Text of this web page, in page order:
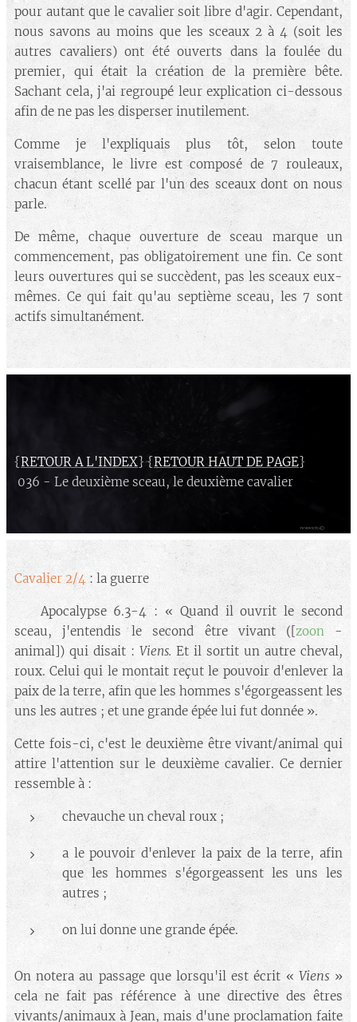
pour autant que le cavalier soit libre d'agir. Cependant,
nous savons au moins que les sceaux 2 à 4 (soit les
autres cavaliers) ont été ouverts dans la foulée du
premier, qui était la création de la première bête.
Sachant cela, j'ai regroupé leur explication ci-dessous
afin de ne pas les disperser inutilement.
Comme je l'expliquais plus tôt, selon toute
vraisemblance, le livre est composé de 7 rouleaux,
chacun étant scellé par l'un des sceaux dont on nous
parle.
De même, chaque ouverture de sceau marque un
commencement, pas obligatoirement une fin. Ce sont
leurs ouvertures qui se succèdent, pas les sceaux eux-
mêmes. Ce qui fait qu'au septième sceau, les 7 sont
actifs simultanément.
{RETOUR A L'INDEX} {RETOUR HAUT DE PAGE}
036 - Le deuxième sceau, le deuxième cavalier
Cavalier 2/4: la guerre
🔘 Apocalypse 6.3-4 : « Quand il ouvrit le second
sceau, j'entendis le second être vivant ([zoon -
animal]) qui disait : Viens. Et il sortit un autre cheval,
roux. Celui qui le montait reçut le pouvoir d'enlever la
paix de la terre, afin que les hommes s'égorgeassent les
uns les autres ; et une grande épée lui fut donnée ».
Cette fois-ci, c'est le deuxième être vivant/animal qui
attire l'attention sur le deuxième cavalier. Ce dernier
ressemble à :
chevauche un cheval roux ;
a le pouvoir d'enlever la paix de la terre, afin
que les hommes s'égorgeassent les uns les
autres ;
on lui donne une grande épée.
On notera au passage que lorsqu'il est écrit « Viens »
cela ne fait pas référence à une directive des êtres
vivants/animaux à Jean, mais d'une proclamation faite